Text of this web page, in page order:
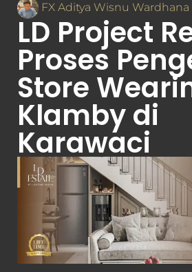
FX Aditya Wisnu Wardhana
LD Project
Proses
Store
Klamby di
Karawaci